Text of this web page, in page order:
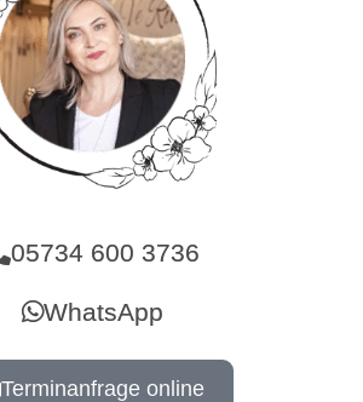
05734 600 3736
WhatsApp
Terminanfrage online